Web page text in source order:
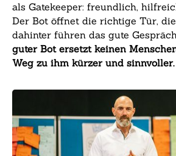
als Gatekeeper: freundlich,
Der Bot öffnet die richtige Tür,
dahinter führen das gute
guter Bot ersetzt keinen
Weg zu ihm kürzer und sinnvoller.